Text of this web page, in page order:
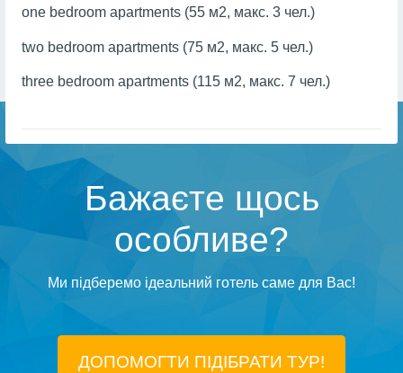
one bedroom apartments (55 м2, макс. 3 чел.)
two bedroom apartments (75 м2, макс. 5 чел.)
three bedroom apartments (115 м2, макс. 7 чел.)
Бажаєте щось
особливе?
Ми підберемо ідеальний готель саме для Вас!
ДОПОМОГТИ ПІДIБРАТИ ТУР!